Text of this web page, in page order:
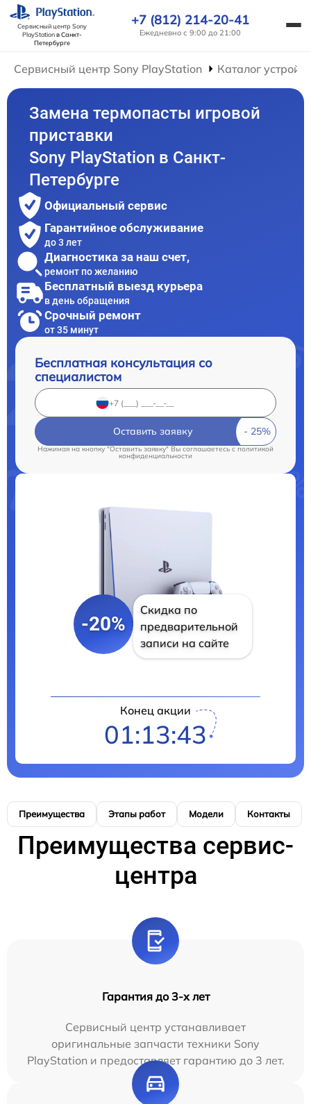
Сервисный центр Sony
PlayStationв Санкт-
Петербурге
+7 (812) 214-20-41
Ежедневно с 9:00 до 21:00
Сервисный центр Sony PlayStation Каталог
Замена термопасты игровой
приставки
Sony PlayStation в Санкт-
Петербурге
Официальный сервис
Гарантийное обслуживание
до 3 лет
Диагностика за наш счет,
ремонт по желанию
Бесплатный выезд курьера
в день обращения
Срочный ремонт
от 35 минут
Бесплатная консультация со
специалистом
Оставить заявку
Нажимая на кнопку "Оставить заявку" Вы соглашаетесь cполитикой
конфиденциальности
-20%
Скидка по
предварительной
записи на сайте
Конец акции
01:13:42
Преимущества Этапы работ Модели Контакты
Преимущества сервис-
центра
Гарантия до 3-х лет
Сервисный центр устанавливает
оригинальные запчасти техники Sony
PlayStation и предоставляет гарантию до 3 лет.